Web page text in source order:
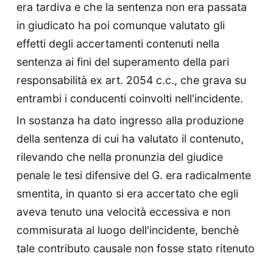
era tardiva e che la sentenza non era passata
in giudicato ha poi comunque valutato gli
effetti degli accertamenti contenuti nella
sentenza ai fini del superamento della pari
responsabilità ex art. 2054 c.c., che grava su
entrambi i conducenti coinvolti nell'incidente.
In sostanza ha dato ingresso alla produzione
della sentenza di cui ha valutato il contenuto,
rilevando che nella pronunzia del giudice
penale le tesi difensive del G. era radicalmente
smentita, in quanto si era accertato che egli
aveva tenuto una velocità eccessiva e non
commisurata al luogo dell'incidente, benchè
tale contributo causale non fosse stato ritenuto